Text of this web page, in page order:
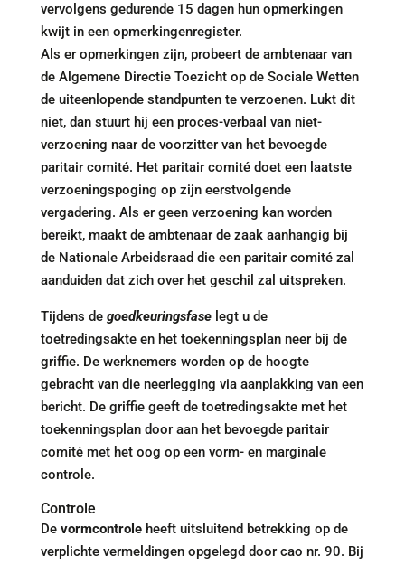
vervolgens gedurende 15 dagen hun opmerkingen
kwijt in een opmerkingenregister.
Als er opmerkingen zijn, probeert de ambtenaar van
de Algemene Directie Toezicht op de Sociale Wetten
de uiteenlopende standpunten te verzoenen. Lukt dit
niet, dan stuurt hij een proces-verbaal van niet-
verzoening naar de voorzitter van het bevoegde
paritair comité. Het paritair comité doet een laatste
verzoeningspoging op zijn eerstvolgende
vergadering. Als er geen verzoening kan worden
bereikt, maakt de ambtenaar de zaak aanhangig bij
de Nationale Arbeidsraad die een paritair comité zal
aanduiden dat zich over het geschil zal uitspreken.
Tijdens de goedkeuringsfaselegt u de
toetredingsakte en het toekenningsplan neer bij de
griffie. De werknemers worden op de hoogte
gebracht van die neerlegging via aanplakking van een
bericht. De griffie geeft de toetredingsakte met het
toekenningsplan door aan het bevoegde paritair
comité met het oog op een vorm- en marginale
controle.
Controle
De vormcontroleheeft uitsluitend betrekking op de
verplichte vermeldingen opgelegd door cao nr. 90. Bij